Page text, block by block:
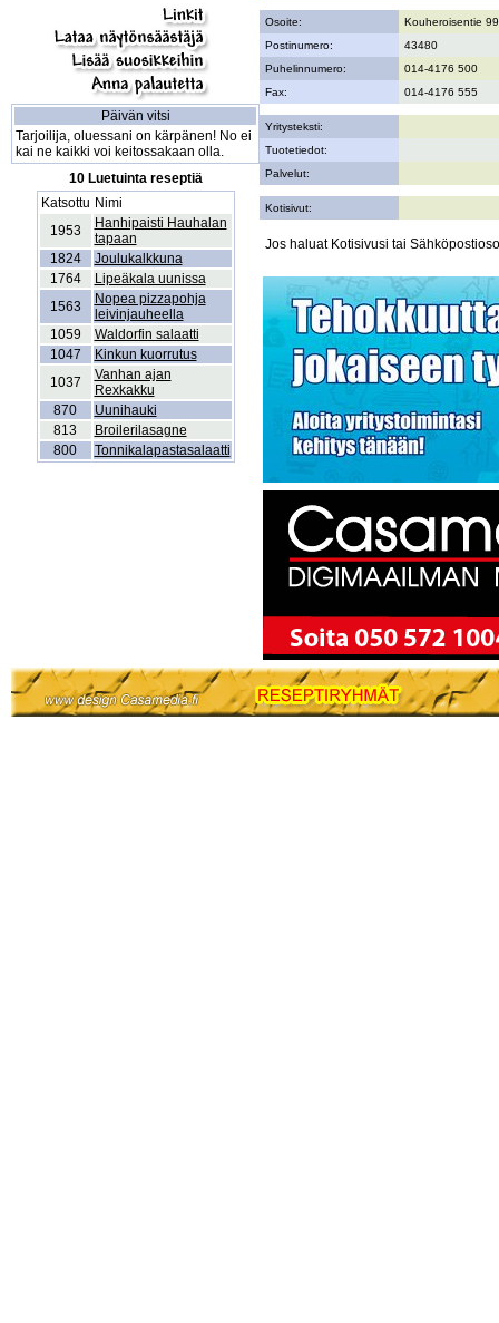
Päivän vitsi
Tarjoilija, oluessani on kärpänen! No ei
kai ne kaikki voi keitossakaan olla.
10 Luetuinta reseptiä
Katsottu Nimi
1953
Hanhipaisti Hauhalan
tapaan
1824
Joulukalkkuna
1764
Lipeäkala uunissa
1563
Nopea pizzapohja
leivinjauheella
1059
Waldorfin salaatti
1047
Kinkun kuorrutus
1037
Vanhan ajan
Rexkakku
870
Uunihauki
813
Broilerilasagne
800
Tonnikalapastasalaatti
Osoite:
Kouheroisentie 99
Postinumero:
43480
Puhelinnumero:
014-4176 500
Fax:
014-4176 555
Yritysteksti:
Tuotetiedot:
Palvelut:
Kotisivut:
Jos haluat Kotisivusi tai